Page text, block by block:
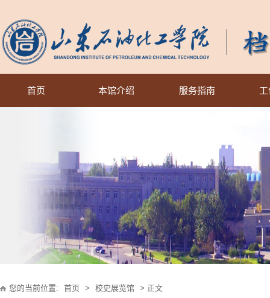
首页 本馆介绍 服务指南
您的当前位置: 首页 > 校史展览馆 > 正文